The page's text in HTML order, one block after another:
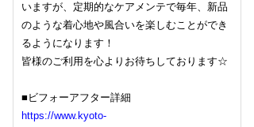
いますが、定期的なケアメンテで毎年、新品
のような着心地や風合いを楽しむことができ
るようになります！
皆様のご利用を心よりお待ちしております☆
■ビフォーアフター詳細
https://www.kyoto-